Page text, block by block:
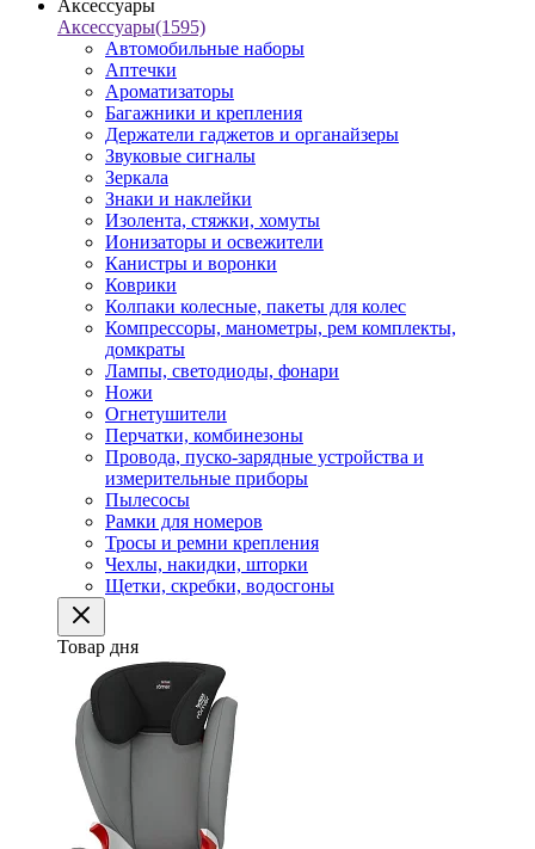
Аксессуары
Аксессуары(1595)
Автомобильные наборы
Аптечки
Ароматизаторы
Багажники и крепления
Держатели гаджетов и органайзеры
Звуковые сигналы
Зеркала
Знаки и наклейки
Изолента, стяжки, хомуты
Ионизаторы и освежители
Канистры и воронки
Коврики
Колпаки колесные, пакеты для колес
Компрессоры, манометры, рем комплекты,
домкраты
Лампы, светодиоды, фонари
Ножи
Огнетушители
Перчатки, комбинезоны
Провода, пуско-зарядные устройства и
измерительные приборы
Пылесосы
Рамки для номеров
Тросы и ремни крепления
Чехлы, накидки, шторки
Щетки, скребки, водосгоны
Товар дня